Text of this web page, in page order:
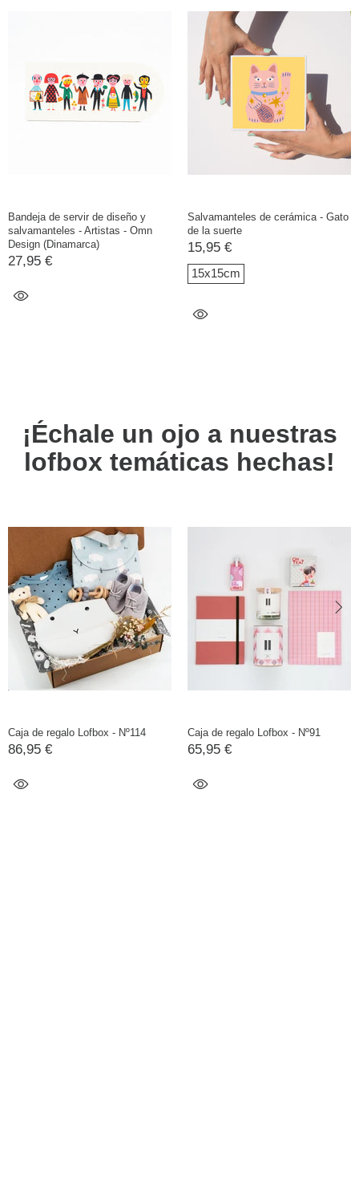
Bandeja de servir de diseño y
salvamanteles - Artistas - Omn
Design (Dinamarca)
27,95 €
Salvamanteles de cerámica - Gato
de la suerte
15,95 €
15x15cm
¡Échale un ojo a nuestras
lofbox temáticas hechas!
Caja de regalo Lofbox - Nº114
86,95 €
Caja de regalo Lofbox - Nº91
65,95 €